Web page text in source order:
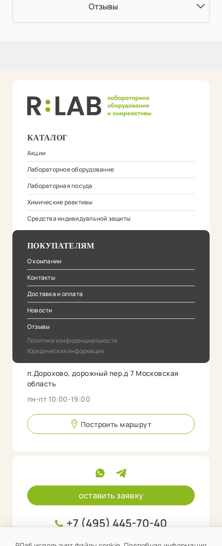
Отзывы
КАТАЛОГ
Акции
Лабораторное оборудование
Лабораторная посуда
Химические реактивы
Средства индивидуальной защиты
ПОКУПАТЕЛЯМ
О компании
Контакты
Доставка и оплата
Новости
Отзывы
Политика конфиденциальности
Юридическая информация
п.Дорохово, дорожный пер.д 7 Московская
область
пн-пт 10:00-19:00
Построить маршрут
оставить заявку
+7 (495) 445-70-40
info@rlab.store